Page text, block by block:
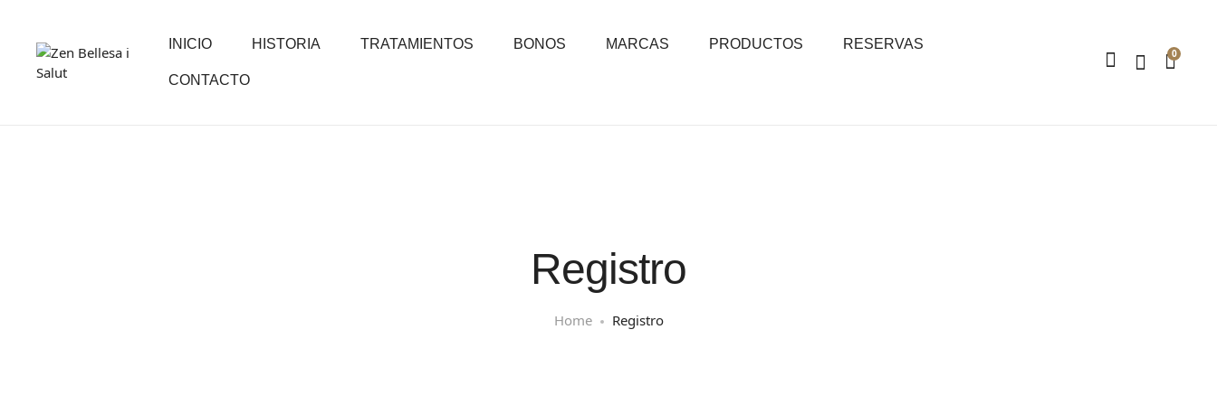
INICIO HISTORIA TRATAMIENTOS BONOS MARCAS PRODUCTOS RESERVAS
CONTACTO
0
Registro
Home Registro